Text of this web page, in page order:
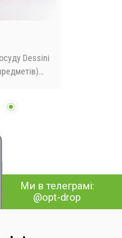
Dessini
Ми в телеграмі:
@opt-drop